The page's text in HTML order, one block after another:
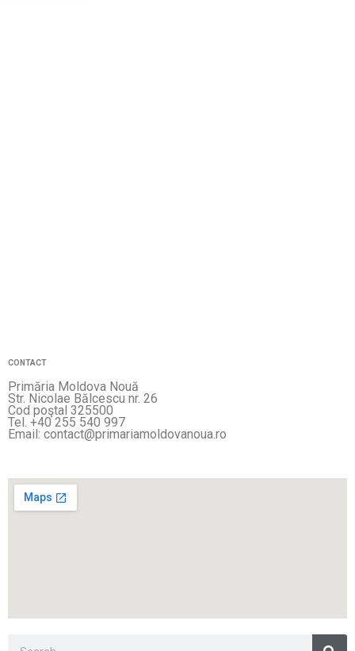
CONTACT
Primăria Moldova Nouă
Str. Nicolae Bălcescu nr. 26
Cod poştal 325500
Tel. +40 255 540 997
Email: contact@primariamoldovanoua.ro